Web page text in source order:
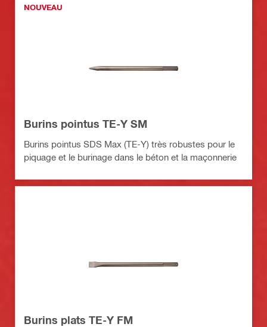
NOUVEAU
Burins pointus TE-Y SM
Burins pointus SDS Max (TE-Y) très robustes pour le
piquage et le burinage dans le béton et la maçonnerie
Burins plats TE-Y FM